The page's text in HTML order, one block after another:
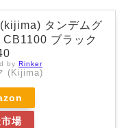
タンデムグ
CB1100 ブラック
by Rinker
(Kijima)
場